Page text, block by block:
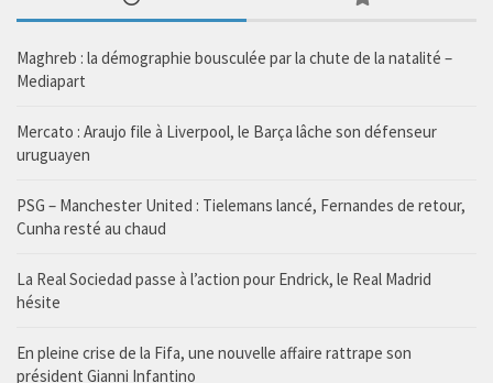
Maghreb : la démographie bousculée par la chute de la natalité –
Mediapart
Mercato : Araujo file à Liverpool, le Barça lâche son défenseur
uruguayen
PSG – Manchester United : Tielemans lancé, Fernandes de retour,
Cunha resté au chaud
La Real Sociedad passe à l’action pour Endrick, le Real Madrid
hésite
En pleine crise de la Fifa, une nouvelle affaire rattrape son
président Gianni Infantino